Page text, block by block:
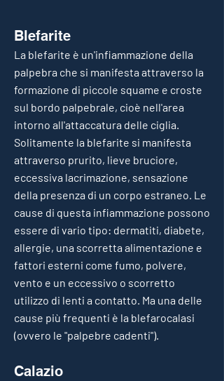
Blefarite
La blefarite è un'infiammazione della
palpebra che si manifesta attraverso la
formazione di piccole squame e croste
sul bordo palpebrale, cioè nell'area
intorno all'attaccatura delle ciglia.
Solitamente la blefarite si manifesta
attraverso prurito, lieve bruciore,
eccessiva lacrimazione, sensazione
della presenza di un corpo estraneo. Le
cause di questa infiammazione possono
essere di vario tipo: dermatiti, diabete,
allergie, una scorretta alimentazione e
fattori esterni come fumo, polvere,
vento e un eccessivo o scorretto
utilizzo di lenti a contatto. Ma una delle
cause più frequenti è la blefarocalasi
(ovvero le "palpebre cadenti").
Calazio